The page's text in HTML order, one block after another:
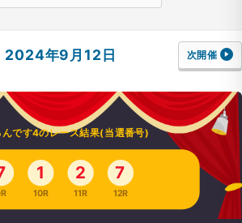
2024年9月12日 次開催
んです4のレース結果(当選番号)
1
10R
2
11R
7
12R